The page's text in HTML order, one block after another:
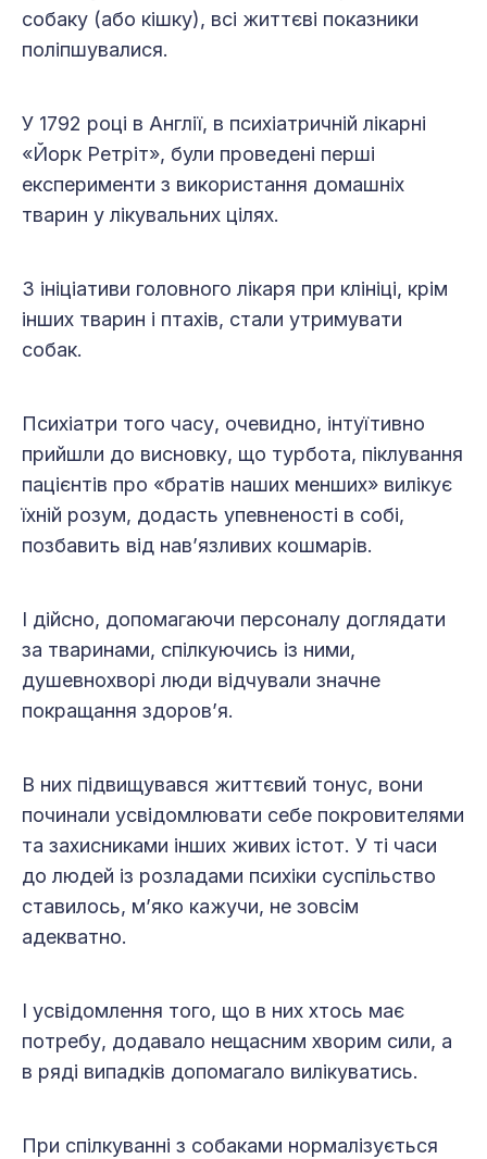
собаку (або кішку), всі життєві показники
поліпшувалися.
У 1792 році в Англії, в психіатричній лікарні
«Йорк Ретріт», були проведені перші
експерименти з використання домашніх
тварин у лікувальних цілях.
З ініціативи головного лікаря при клініці, крім
інших тварин і птахів, стали утримувати
собак.
Психіатри того часу, очевидно, інтуїтивно
прийшли до висновку, що турбота, піклування
пацієнтів про «братів наших менших» вилікує
їхній розум, додасть упевненості в собі,
позбавить від нав’язливих кошмарів.
І дійсно, допомагаючи персоналу доглядати
за тваринами, спілкуючись із ними,
душевнохворі люди відчували значне
покращання здоров’я.
В них підвищувався життєвий тонус, вони
починали усвідомлювати себе покровителями
та захисниками інших живих істот. У ті часи
до людей із розладами психіки суспільство
ставилось, м’яко кажучи, не зовсім
адекватно.
І усвідомлення того, що в них хтось має
потребу, додавало нещасним хворим сили, а
в ряді випадків допомагало вилікуватись.
При спілкуванні з собаками нормалізується